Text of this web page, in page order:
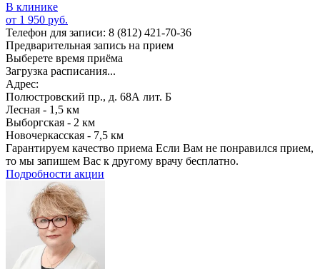
В клинике
от 1 950 руб.
Телефон для записи: 8 (812) 421-70-36
Предварительная запись на прием
Выберете время приёма
Загрузка расписания...
Адрес:
Полюстровский пр., д. 68А лит. Б
Лесная - 1,5 км
Выборгская - 2 км
Новочеркасская - 7,5 км
Гарантируем качество приема Если Вам не понравился прием,
то мы запишем Вас к другому врачу бесплатно.
Подробности акции